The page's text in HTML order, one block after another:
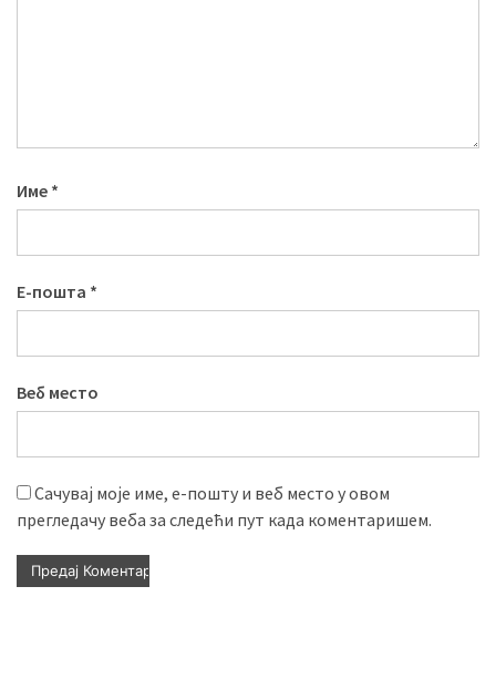
Име *
Е-пошта *
Веб место
Сачувај моје име, е-пошту и веб место у овом
прегледачу веба за следећи пут када коментаришем.